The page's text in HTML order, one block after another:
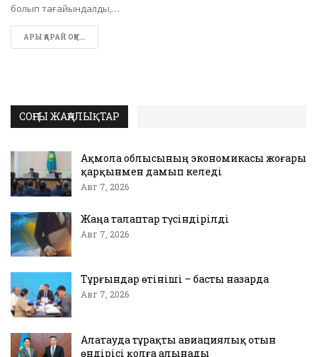
болып тағайындалды,…
АРЫ ҚАРАЙ ОҚУ...
СОҢҒЫ ЖАҢАЛЫҚТАР
Ақмола облысының экономикасы жоғары
қарқынмен дамып келеді
Авг 7, 2026
Жаңа талаптар түсіндірілді
Авг 7, 2026
Тұрғындар өтініші – басты назарда
Авг 7, 2026
Алатауда тұрақты авиациялық отын
өндірісі қолға алынады